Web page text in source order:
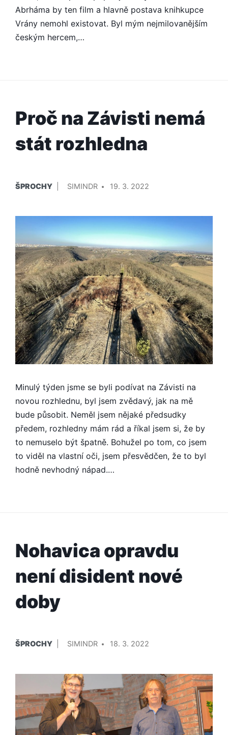
Abrháma by ten film a hlavně postava knihkupce
Vrány nemohl existovat. Byl mým nejmilovanějším
českým hercem,…
Proč na Závisti nemá
stát rozhledna
V
ŠPROCHY
SIMINDR
19. 3. 2022
Minulý týden jsme se byli podívat na Závisti na
novou rozhlednu, byl jsem zvědavý, jak na mě
bude působit. Neměl jsem nějaké předsudky
předem, rozhledny mám rád a říkal jsem si, že by
to nemuselo být špatně. Bohužel po tom, co jsem
to viděl na vlastní oči, jsem přesvědčen, že to byl
hodně nevhodný nápad.…
Nohavica opravdu
není disident nové
doby
V
ŠPROCHY
SIMINDR
18. 3. 2022